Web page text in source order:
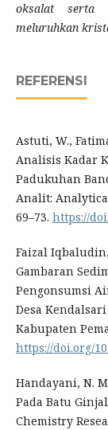
oksalat serta
meluruhkan
REFERENSI
Astuti, W.,
Analisis Kadar
Padukuhan
Analit:
69–73. https://
Faizal
Gambaran
Pengonsumsi
Desa
Kabupaten
https://doi.org/
Handayani, N.
Pada Batu
Chemistry